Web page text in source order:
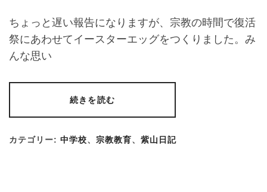
ちょっと遅い報告になりますが、宗教の時間で復活
祭にあわせてイースターエッグをつくりました。み
んな思い
続きを読む
カテゴリー: 中学校、 宗教教育、 紫山日記